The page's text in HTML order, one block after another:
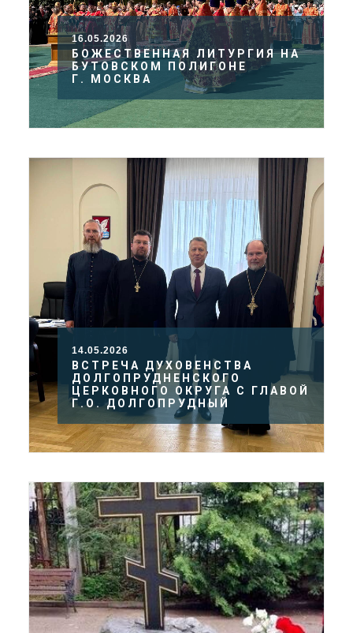
16.05.2026
БОЖЕСТВЕННАЯ ЛИТУРГИЯ НА
БУТОВСКОМ ПОЛИГОНЕ
Г. МОСКВА
14.05.2026
ВСТРЕЧА ДУХОВЕНСТВА
ДОЛГОПРУДНЕНСКОГО
ЦЕРКОВНОГО ОКРУГА С ГЛАВОЙ
Г.О. ДОЛГОПРУДНЫЙ